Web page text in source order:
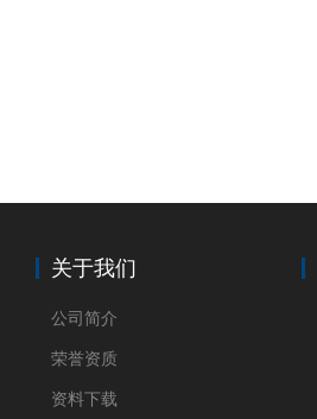
关于我们
公司简介
荣誉资质
资料下载